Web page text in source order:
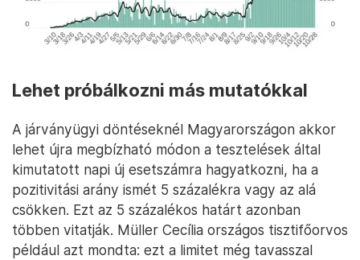
Lehet próbálkozni más mutatókkal
A járványügyi döntéseknél Magyarországon akkor
lehet újra megbízható módon a tesztelések által
kimutatott napi új esetszámra hagyatkozni, ha a
pozitivitási arány ismét 5 százalékra vagy az alá
csökken. Ezt az 5 százalékos határt azonban
többen vitatják. Müller Cecília országos tisztifőorvos
például azt mondta: ezt a limitet még tavasszal